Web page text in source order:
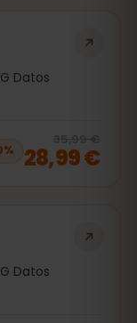
Datos
%
35,99 €
28,99 €
Datos